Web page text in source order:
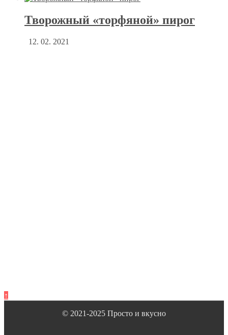
Творожный «торфяной» пирог
12. 02. 2021
↑
© 2021-2025 Просто и вкусно